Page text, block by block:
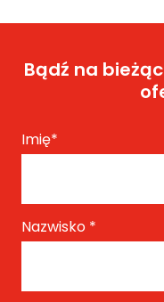
Bądź na
Imię*
Nazwisko *